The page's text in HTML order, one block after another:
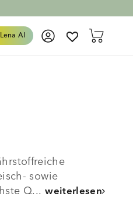
AI Einloggen Warenkorb
sowie
Q... weiterlesen